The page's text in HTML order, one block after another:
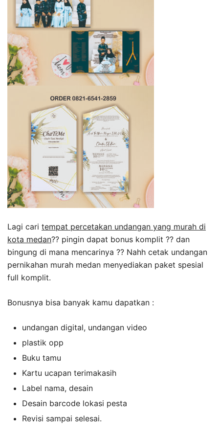
Lagi cari tempat percetakan undangan yang murah di
kota medan?? pingin dapat bonus komplit ?? dan
bingung di mana mencarinya ?? Nahh cetak undangan
pernikahan murah medan menyediakan paket spesial
full komplit.
Bonusnya bisa banyak kamu dapatkan :
undangan digital, undangan video
plastik opp
Buku tamu
Kartu ucapan terimakasih
Label nama, desain
Desain barcode lokasi pesta
Revisi sampai selesai.